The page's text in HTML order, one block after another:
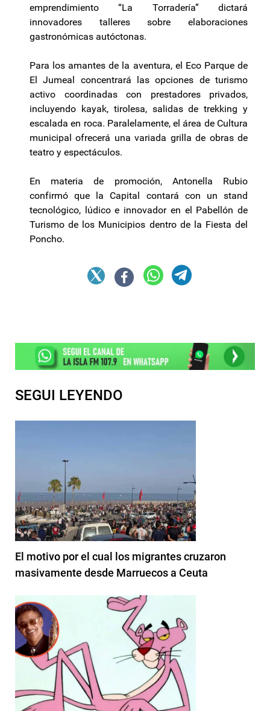
emprendimiento “La Torradería” dictará
innovadores talleres sobre elaboraciones
gastronómicas autóctonas.
Para los amantes de la aventura, el Eco Parque de
El Jumeal concentrará las opciones de turismo
activo coordinadas con prestadores privados,
incluyendo kayak, tirolesa, salidas de trekking y
escalada en roca. Paralelamente, el área de Cultura
municipal ofrecerá una variada grilla de obras de
teatro y espectáculos.
En materia de promoción, Antonella Rubio
confirmó que la Capital contará con un stand
tecnológico, lúdico e innovador en el Pabellón de
Turismo de los Municipios dentro de la Fiesta del
Poncho.
SEGUI LEYENDO
El motivo por el cual los migrantes cruzaron
masivamente desde Marruecos a Ceuta